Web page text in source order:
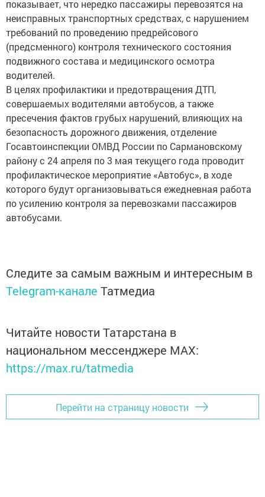
показывает, что нередко пассажиры перевозятся на
неисправных транспортных средствах, с нарушением
требований по проведению предрейсового
(предсменного) контроля технического состояния
подвижного состава и медицинского осмотра
водителей.
В целях профилактики и предотвращения ДТП,
совершаемых водителями автобусов, а также
пресечения фактов грубых нарушений, влияющих на
безопасность дорожного движения, отделение
Госавтоинспекции ОМВД России по Сармановскому
району с 24 апреля по 3 мая текущего года проводит
профилактическое мероприятие «Автобус», в ходе
которого будут организовываться ежедневная работа
по усилению контроля за перевозками пассажиров
автобусами.
Следите за самым важным и интересным в
Telegram-канале Татмедиа
Читайте новости Татарстана в
национальном мессенджере MАХ:
https://max.ru/tatmedia
Перейти на страницу новости